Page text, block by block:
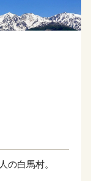
の白馬村。